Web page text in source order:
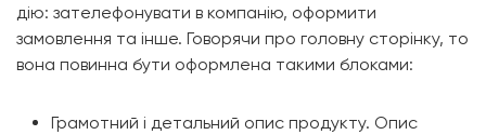
дію: зателефонувати в компанію, оформити
замовлення та інше. Говорячи про головну сторінку, то
вона повинна бути оформлена такими блоками:
Грамотний і детальний опис продукту. Опис